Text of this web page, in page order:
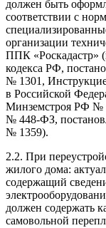
должен быть
соответствии с
организации
ППК «Роскадастр»
кодекса РФ,
№ 1301,
в Российской
Минземстроя РФ №
№ 448-ФЗ,
№ 1359).
2.2. При
жилого дома:
содержащий
должен содержать
самовольной